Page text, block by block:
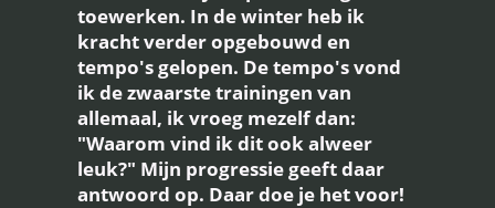
toewerken. In de winter heb ik
kracht verder opgebouwd en
tempo's gelopen. De tempo's vond
ik de zwaarste trainingen van
allemaal, ik vroeg mezelf dan:
"Waarom vind ik dit ook alweer
leuk?" Mijn progressie geeft daar
antwoord op. Daar doe je het voor!